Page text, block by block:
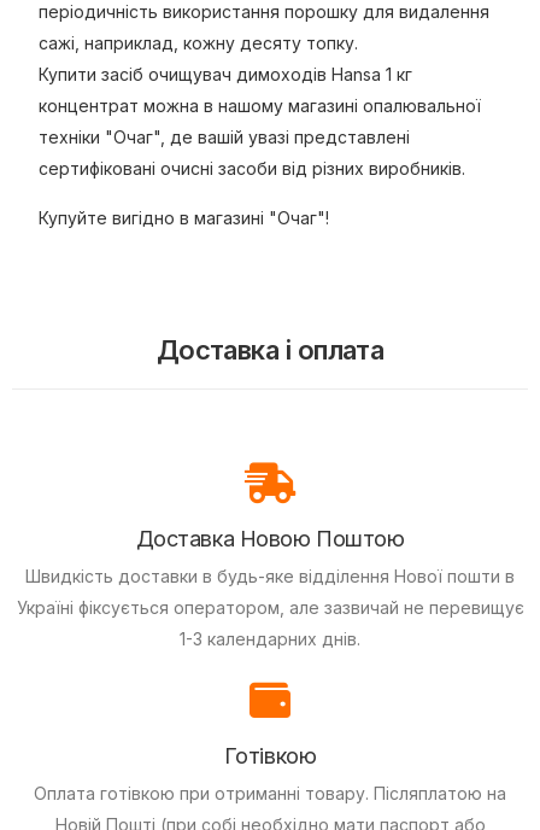
періодичність використання порошку для видалення
сажі, наприклад, кожну десяту топку.
Купити засіб очищувач димоходів Hansa 1 кг
концентрат можна в нашому магазині опалювальної
техніки "Очаг", де вашій увазі представлені
сертифіковані очисні засоби від різних виробників.
Купуйте вигідно в магазині "Очаг"!
Доставка і оплата
Доставка Новою Поштою
Швидкість доставки в будь-яке відділення Нової пошти в
Україні фіксується оператором, але зазвичай не перевищує
1-3 календарних днів.
Готівкою
Оплата готівкою при отриманні товару. Післяплатою на
Новій Пошті (при собі необхідно мати паспорт або